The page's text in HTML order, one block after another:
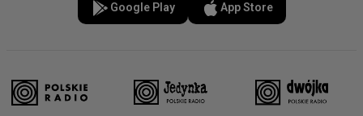
Google Play App Store